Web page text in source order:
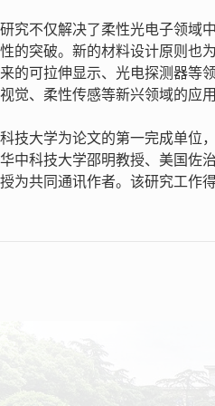
究不仅解决了柔性光电子领域
的突破。新的材料设计原则也
的可拉伸显示、光电探测器等
觉、柔性传感等新兴领域的应
技大学为论文的第一完成单位
中科技大学邵明教授、美国佐
为共同通讯作者。该研究工作